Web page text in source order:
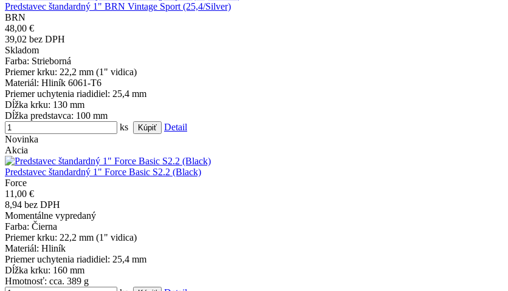
Predstavec štandardný 1" BRN Vintage Sport (25,4/Silver)
BRN
48,00 €
39,02 bez DPH
Skladom
Farba: Strieborná
Priemer krku: 22,2 mm (1" vidica)
Materiál: Hliník 6061-T6
Priemer uchytenia riadidiel: 25,4 mm
Dĺžka krku: 130 mm
Dĺžka predstavca: 100 mm
ks
Detail
Novinka
Akcia
Predstavec štandardný 1" Force Basic S2.2 (Black)
Force
11,00 €
8,94 bez DPH
Momentálne vypredaný
Farba: Čierna
Priemer krku: 22,2 mm (1" vidica)
Materiál: Hliník
Priemer uchytenia riadidiel: 25,4 mm
Dĺžka krku: 160 mm
Hmotnosť: cca. 389 g